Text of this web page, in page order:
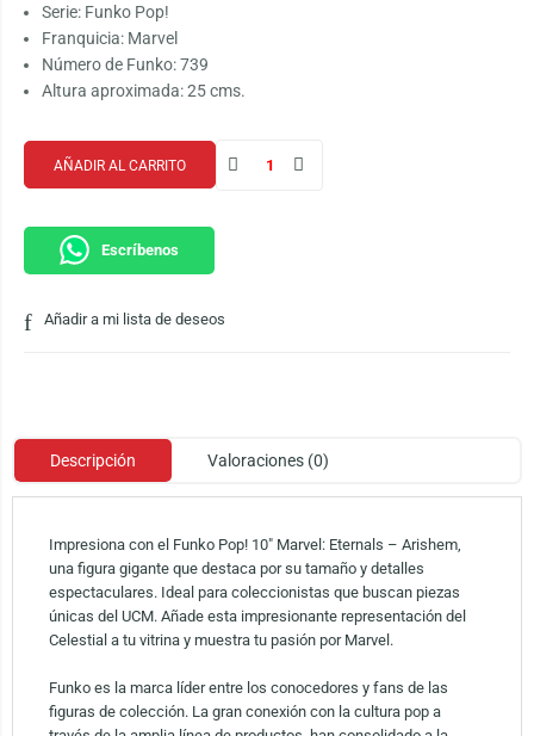
Serie: Funko Pop!
Franquicia: Marvel
Número de Funko: 739
Altura aproximada: 25 cms.
AÑADIR AL CARRITO
Escríbenos
Añadir a mi lista de deseos
Descripción Valoraciones (0)
Impresiona con el Funko Pop! 10″ Marvel: Eternals – Arishem,
una figura gigante que destaca por su tamaño y detalles
espectaculares. Ideal para coleccionistas que buscan piezas
únicas del UCM. Añade esta impresionante representación del
Celestial a tu vitrina y muestra tu pasión por Marvel.
Funko es la marca líder entre los conocedores y fans de las
figuras de colección. La gran conexión con la cultura pop a